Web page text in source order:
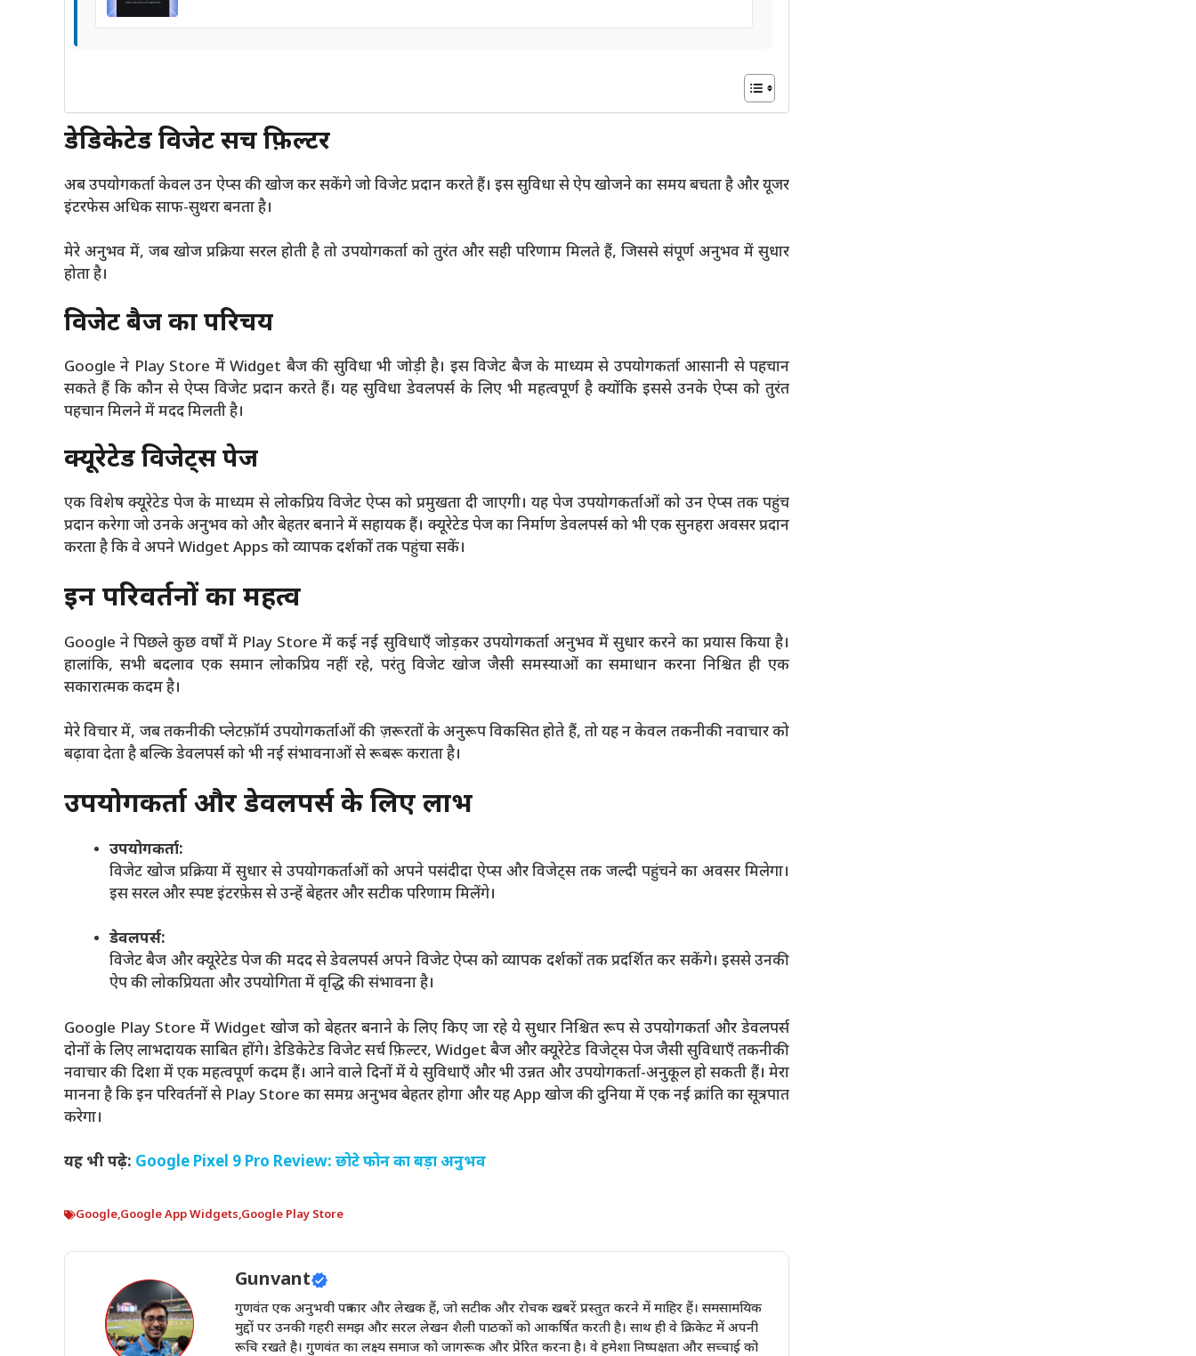
डेडिकेटेड विजेट सर्च फ़िल्टर
अब उपयोगकर्ता केवल उन ऐप्स की खोज कर सकेंगे जो विजेट प्रदान करते हैं। इस सुविधा से ऐप खोजने का समय बचता है और यूजर
इंटरफेस अधिक साफ-सुथरा बनता है।
मेरे अनुभव में, जब खोज प्रक्रिया सरल होती है तो उपयोगकर्ता को तुरंत और सही परिणाम मिलते हैं, जिससे संपूर्ण अनुभव में सुधार
होता है।
विजेट बैज का परिचय
Google ने Play Store में Widget बैज की सुविधा भी जोड़ी है। इस विजेट बैज के माध्यम से उपयोगकर्ता आसानी से पहचान
सकते हैं कि कौन से ऐप्स विजेट प्रदान करते हैं। यह सुविधा डेवलपर्स के लिए भी महत्वपूर्ण है क्योंकि इससे उनके ऐप्स को तुरंत
पहचान मिलने में मदद मिलती है।
क्यूरेटेड विजेट्स पेज
एक विशेष क्यूरेटेड पेज के माध्यम से लोकप्रिय विजेट ऐप्स को प्रमुखता दी जाएगी। यह पेज उपयोगकर्ताओं को उन ऐप्स तक पहुंच
प्रदान करेगा जो उनके अनुभव को और बेहतर बनाने में सहायक हैं। क्यूरेटेड पेज का निर्माण डेवलपर्स को भी एक सुनहरा अवसर प्रदान
करता है कि वे अपने Widget Apps को व्यापक दर्शकों तक पहुंचा सकें।
इन परिवर्तनों का महत्व
Google ने पिछले कुछ वर्षों में Play Store में कई नई सुविधाएँ जोड़कर उपयोगकर्ता अनुभव में सुधार करने का प्रयास किया है।
हालांकि, सभी बदलाव एक समान लोकप्रिय नहीं रहे, परंतु विजेट खोज जैसी समस्याओं का समाधान करना निश्चित ही एक
सकारात्मक कदम है।
मेरे विचार में, जब तकनीकी प्लेटफ़ॉर्म उपयोगकर्ताओं की ज़रूरतों के अनुरूप विकसित होते हैं, तो यह न केवल तकनीकी नवाचार को
बढ़ावा देता है बल्कि डेवलपर्स को भी नई संभावनाओं से रूबरू कराता है।
उपयोगकर्ता और डेवलपर्स के लिए लाभ
उपयोगकर्ता:
विजेट खोज प्रक्रिया में सुधार से उपयोगकर्ताओं को अपने पसंदीदा ऐप्स और विजेट्स तक जल्दी पहुंचने का अवसर मिलेगा।
इस सरल और स्पष्ट इंटरफ़ेस से उन्हें बेहतर और सटीक परिणाम मिलेंगे।
डेवलपर्स:
विजेट बैज और क्यूरेटेड पेज की मदद से डेवलपर्स अपने विजेट ऐप्स को व्यापक दर्शकों तक प्रदर्शित कर सकेंगे। इससे उनकी
ऐप की लोकप्रियता और उपयोगिता में वृद्धि की संभावना है।
Google Play Store में Widget खोज को बेहतर बनाने के लिए किए जा रहे ये सुधार निश्चित रूप से उपयोगकर्ता और डेवलपर्स
दोनों के लिए लाभदायक साबित होंगे। डेडिकेटेड विजेट सर्च फ़िल्टर, Widget बैज और क्यूरेटेड विजेट्स पेज जैसी सुविधाएँ तकनीकी
नवाचार की दिशा में एक महत्वपूर्ण कदम हैं। आने वाले दिनों में ये सुविधाएँ और भी उन्नत और उपयोगकर्ता-अनुकूल हो सकती हैं। मेरा
मानना है कि इन परिवर्तनों से Play Store का समग्र अनुभव बेहतर होगा और यह App खोज की दुनिया में एक नई क्रांति का सूत्रपात
करेगा।
यह भी पढ़े: Google Pixel 9 Pro Review: छोटे फोन का बड़ा अनुभव
Google,Google App Widgets,Google Play Store
Gunvant
गुणवंत एक अनुभवी पत्रकार और लेखक हैं, जो सटीक और रोचक खबरें प्रस्तुत करने में माहिर हैं। समसामयिक
मुद्दों पर उनकी गहरी समझ और सरल लेखन शैली पाठकों को आकर्षित करती है। साथ ही वे क्रिकेट में अपनी
रूचि रखते है। गुणवंत का लक्ष्य समाज को जागरूक और प्रेरित करना है। वे हमेशा निष्पक्षता और सच्चाई को